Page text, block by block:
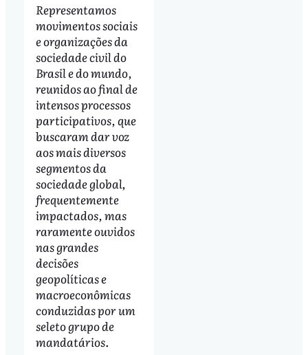
Representamos
movimentos sociais
e organizações da
sociedade civil do
Brasil e do mundo,
reunidos ao final de
intensos processos
participativos, que
buscaram dar voz
aos mais diversos
segmentos da
sociedade global,
frequentemente
impactados, mas
raramente ouvidos
nas grandes
decisões
geopolíticas e
macroeconômicas
conduzidas por um
seleto grupo de
mandatários.